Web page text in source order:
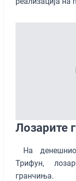
Лозарите
На
Трифун,
гранчиња.